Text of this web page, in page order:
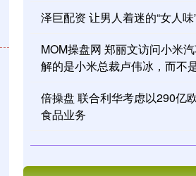
泽巨配资 让男人着迷的“女人味
MOM操盘网 郑丽文访问小米
解的是小米总裁卢伟冰，而不
倍操盘 联合利华考虑以290亿
食品业务